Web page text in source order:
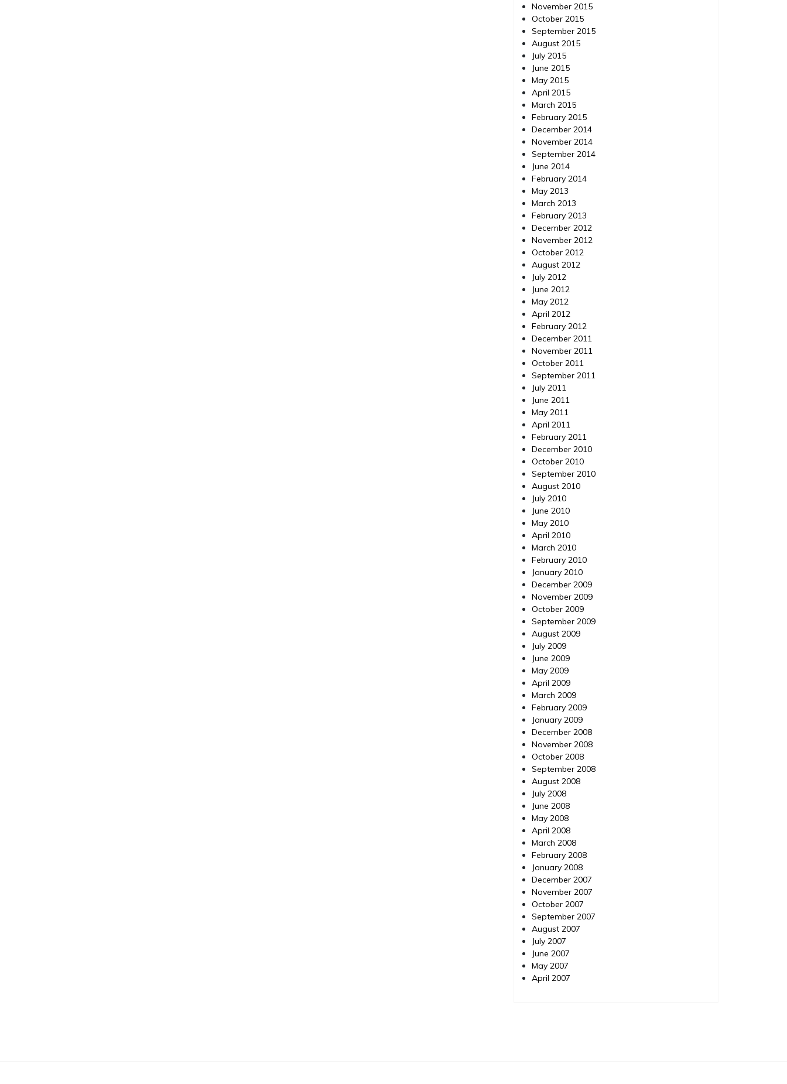
November 2015
October 2015
September 2015
August 2015
July 2015
June 2015
May 2015
April 2015
March 2015
February 2015
December 2014
November 2014
September 2014
June 2014
February 2014
May 2013
March 2013
February 2013
December 2012
November 2012
October 2012
August 2012
July 2012
June 2012
May 2012
April 2012
February 2012
December 2011
November 2011
October 2011
September 2011
July 2011
June 2011
May 2011
April 2011
February 2011
December 2010
October 2010
September 2010
August 2010
July 2010
June 2010
May 2010
April 2010
March 2010
February 2010
January 2010
December 2009
November 2009
October 2009
September 2009
August 2009
July 2009
June 2009
May 2009
April 2009
March 2009
February 2009
January 2009
December 2008
November 2008
October 2008
September 2008
August 2008
July 2008
June 2008
May 2008
April 2008
March 2008
February 2008
January 2008
December 2007
November 2007
October 2007
September 2007
August 2007
July 2007
June 2007
May 2007
April 2007